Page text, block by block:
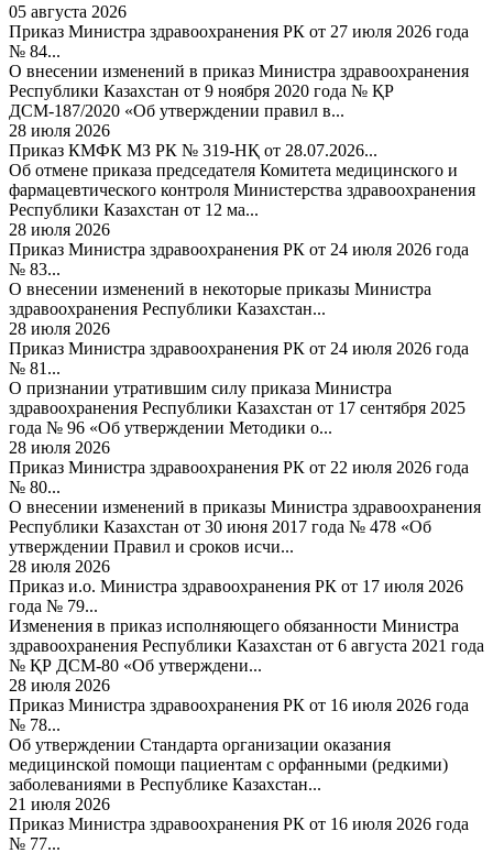
05 августа 2026
Приказ Министра здравоохранения РК от 27 июля 2026 года
№ 84...
О внесении изменений в приказ Министра здравоохранения
Республики Казахстан от 9 ноября 2020 года № ҚР
ДСМ-187/2020 «Об утверждении правил в...
28 июля 2026
Приказ КМФК МЗ РК № 319-НҚ от 28.07.2026...
Об отмене приказа председателя Комитета медицинского и
фармацевтического контроля Министерства здравоохранения
Республики Казахстан от 12 ма...
28 июля 2026
Приказ Министра здравоохранения РК от 24 июля 2026 года
№ 83...
О внесении изменений в некоторые приказы Министра
здравоохранения Республики Казахстан...
28 июля 2026
Приказ Министра здравоохранения РК от 24 июля 2026 года
№ 81...
О признании утратившим силу приказа Министра
здравоохранения Республики Казахстан от 17 сентября 2025
года № 96 «Об утверждении Методики о...
28 июля 2026
Приказ Министра здравоохранения РК от 22 июля 2026 года
№ 80...
О внесении изменений в приказы Министра здравоохранения
Республики Казахстан от 30 июня 2017 года № 478 «Об
утверждении Правил и сроков исчи...
28 июля 2026
Приказ и.о. Министра здравоохранения РК от 17 июля 2026
года № 79...
Изменения в приказ исполняющего обязанности Министра
здравоохранения Республики Казахстан от 6 августа 2021 года
№ ҚР ДСМ-80 «Об утверждени...
28 июля 2026
Приказ Министра здравоохранения РК от 16 июля 2026 года
№ 78...
Об утверждении Стандарта организации оказания
медицинской помощи пациентам с орфанными (редкими)
заболеваниями в Республике Казахстан...
21 июля 2026
Приказ Министра здравоохранения РК от 16 июля 2026 года
№ 77...